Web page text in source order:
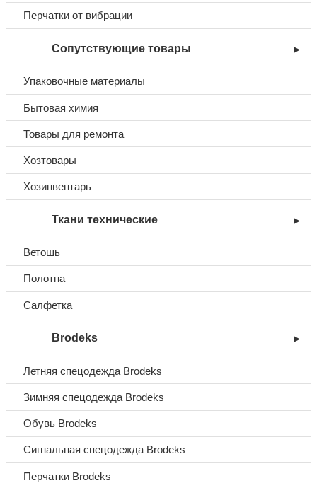
Перчатки от вибрации
Сопутствующие товары
Упаковочные материалы
Бытовая химия
Товары для ремонта
Хозтовары
Хозинвентарь
Ткани технические
Ветошь
Полотна
Салфетка
Brodeks
Летняя спецодежда Brodeks
Зимняя спецодежда Brodeks
Обувь Brodeks
Сигнальная спецодежда Brodeks
Перчатки Brodeks
Ткань нейлон с ПВХ
Плотность 210
Цвет синий